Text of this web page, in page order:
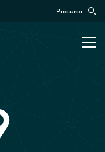
Procurar